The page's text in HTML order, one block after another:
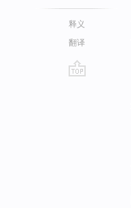
释义
翻译